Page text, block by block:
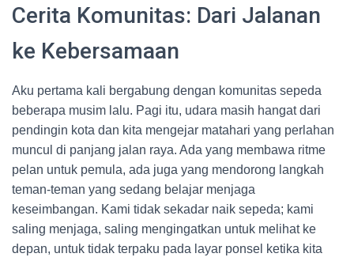
Cerita Komunitas: Dari Jalanan
ke Kebersamaan
Aku pertama kali bergabung dengan komunitas sepeda
beberapa musim lalu. Pagi itu, udara masih hangat dari
pendingin kota dan kita mengejar matahari yang perlahan
muncul di panjang jalan raya. Ada yang membawa ritme
pelan untuk pemula, ada juga yang mendorong langkah
teman-teman yang sedang belajar menjaga
keseimbangan. Kami tidak sekadar naik sepeda; kami
saling menjaga, saling mengingatkan untuk melihat ke
depan, untuk tidak terpaku pada layar ponsel ketika kita